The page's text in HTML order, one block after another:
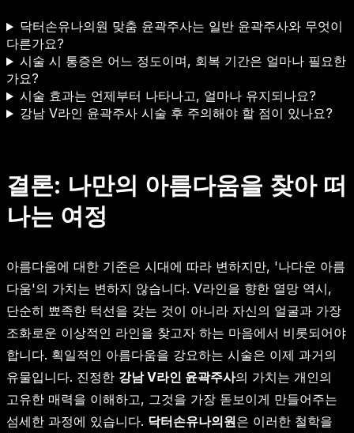
닥터손유나의원 맞춤 윤곽주사는 일반 윤곽주사와 무엇이
다른가요?
시술 시 통증은 어느 정도이며, 회복 기간은 얼마나 필요한
가요?
시술 효과는 언제부터 나타나고, 얼마나 유지되나요?
강남 V라인 윤곽주사 시술 후 주의해야 할 점이 있나요?
결론: 나만의 아름다움을 찾아 떠
나는 여정
아름다움에 대한 기준은 시대에 따라 변하지만, '나다운 아름
다움'의 가치는 변하지 않습니다. V라인을 향한 열망 역시,
단순히 뾰족한 턱선을 갖는 것이 아니라 자신의 얼굴과 가장
조화로운 이상적인 라인을 찾고자 하는 마음에서 비롯되어야
합니다. 획일적인 아름다움을 강요하는 시술은 이제 과거의
유물입니다. 진정한 강남 V라인 윤곽주사의 가치는 개인의
고유한 매력을 이해하고, 그것을 가장 돋보이게 만들어주는
섬세한 과정에 있습니다. 닥터손유나의원은 이러한 철학을